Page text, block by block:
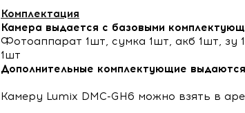
Комплектация
Камера выдается с базовыми
Фотоаппарат 1шт, сумка 1шт, акб 1шт, зу
1шт
Дополнительные комплектующие
Камеру Lumix DMC-GH6 можно взять в